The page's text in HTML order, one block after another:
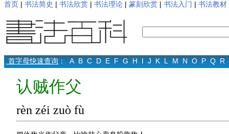
首页 | 书法简史 | 书法欣赏 | 书法理论 | 篆刻欣赏 | 书法入门 | 书法教材
首字母快速查询： A B C D E F G H I J K L M N O P Q R
认贼作父
rèn zéi zuò fù